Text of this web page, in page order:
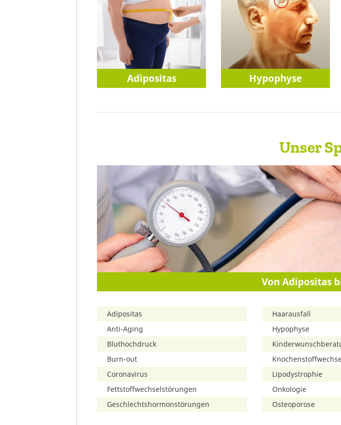
Adipositas Hypophyse
Unser
Von Adipositas
Adipositas
Anti-Aging
Bluthochdruck
Burn-out
Coronavirus
Fettstoffwechselstörungen
Geschlechtshormonstörungen
Haarausfall
Hypophyse
Lipodystrophie
Onkologie
Osteoporose